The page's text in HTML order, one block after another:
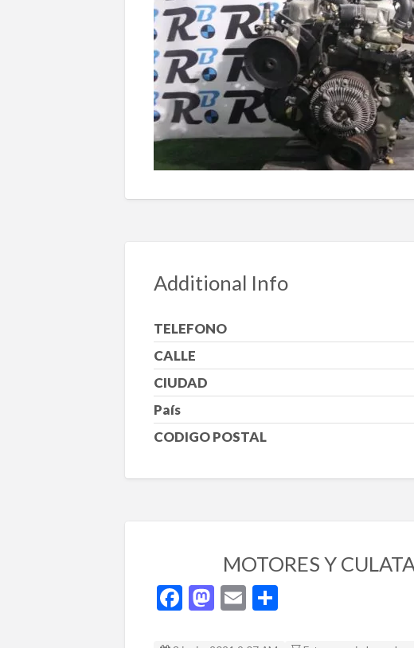
Additional Info
TELEFONO
CALLE
CIUDAD
País
CODIGO POSTAL
MOTORES Y
F M E C